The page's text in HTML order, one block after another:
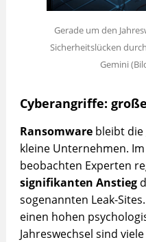
Gerade um den
Sicherheitslücken
Gemini
Cyberangriffe:
Ransomwarebleibt die
kleine Unternehmen. Im
beobachten Experten
signifikanten Anstieg
sogenannten Leak-
einen hohen
Jahreswechsel sind